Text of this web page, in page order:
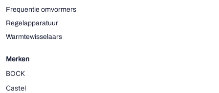
Frequentie omvormers
Regelapparatuur
Warmtewisselaars
Merken
BOCK
Castel